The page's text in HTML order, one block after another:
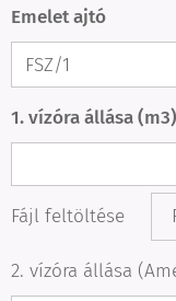
Emelet ajtó
1. vízóra állása
Fájl feltöltése
2. vízóra állása